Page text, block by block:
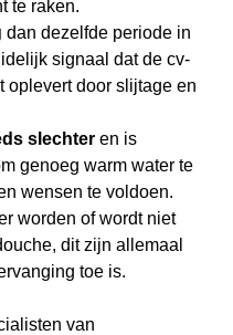
te raken.
dan dezelfde periode in
signaal dat de cv-
oplevert door slijtage en
slechteren is
genoeg warm water te
wensen te voldoen.
worden of wordt niet
dit zijn allemaal
toe is.
van